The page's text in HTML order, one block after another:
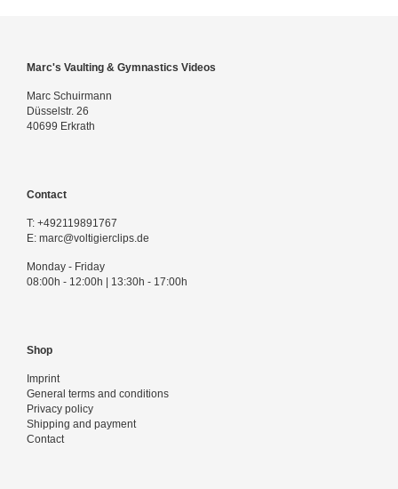
Marc's Vaulting & Gymnastics Videos
Marc Schuirmann
Düsselstr. 26
40699 Erkrath
Contact
T: +492119891767
E: marc@voltigierclips.de
Monday - Friday
08:00h - 12:00h | 13:30h - 17:00h
Shop
Imprint
General terms and conditions
Privacy policy
Shipping and payment
Contact